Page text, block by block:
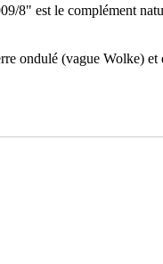
8" est le complément
ondulé (vague Wolke)